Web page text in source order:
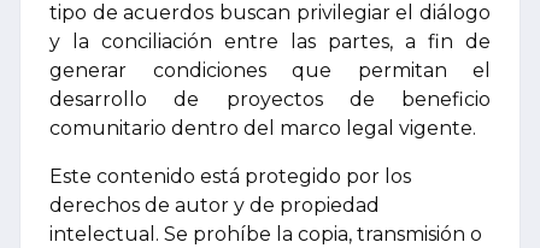
tipo de acuerdos buscan privilegiar el diálogo
y la conciliación entre las partes, a fin de
generar condiciones que permitan el
desarrollo de proyectos de beneficio
comunitario dentro del marco legal vigente.
Este contenido está protegido por los
derechos de autor y de propiedad
intelectual. Se prohíbe la copia, transmisión o